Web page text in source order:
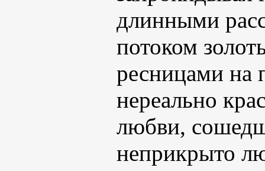
длинными
потоком
ресницами на
нереально
любви,
неприкрыто